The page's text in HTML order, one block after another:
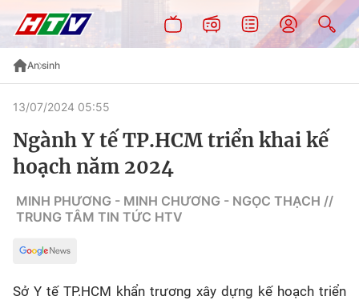
An sinh
13/07/2024 05:55
Ngành Y tế TP.HCM triển khai kế
hoạch năm 2024
MINH PHƯƠNG - MINH CHƯƠNG - NGỌC THẠCH //
TRUNG TÂM TIN TỨC HTV
Sở Y tế TP.HCM khẩn trương xây dựng kế hoạch triển